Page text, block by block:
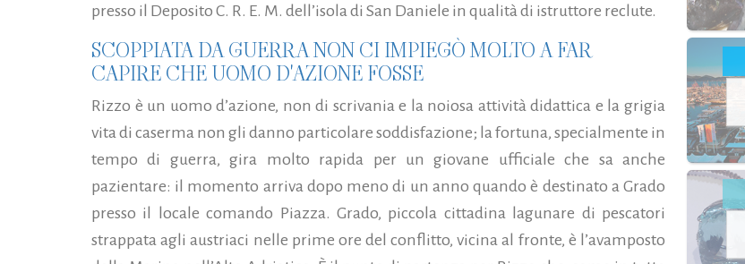
presso il Deposito C. R. E. M. dell’isola di San Daniele in qualità di istruttore reclute.
SCOPPIATA DA GUERRA NON CI IMPIEGÒ MOLTO A FAR
CAPIRE CHE UOMO D'AZIONE FOSSE
Rizzo è un uomo d’azione, non di scrivania e la noiosa attività didattica e la grigia
vita di caserma non gli danno particolare soddisfazione; la fortuna, specialmente in
tempo di guerra, gira molto rapida per un giovane ufficiale che sa anche
pazientare: il momento arriva dopo meno di un anno quando è destinato a Grado
presso il locale comando Piazza. Grado, piccola cittadina lagunare di pescatori
strappata agli austriaci nelle prime ore del conflitto, vicina al fronte, è l’avamposto